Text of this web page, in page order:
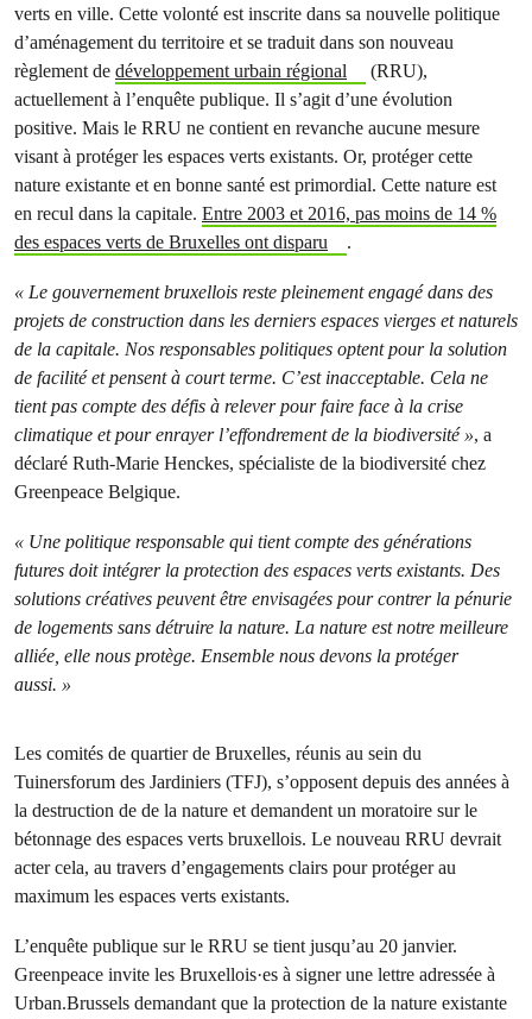
verts en ville. Cette volonté est inscrite dans sa nouvelle politique
d’aménagement du territoire et se traduit dans son nouveau
règlement de développement urbain régional
(RRU),
actuellement à l’enquête publique. Il s’agit d’une évolution
positive. Mais le RRU ne contient en revanche aucune mesure
visant à protéger les espaces verts existants. Or, protéger cette
nature existante et en bonne santé est primordial. Cette nature est
en recul dans la capitale. Entre 2003 et 2016, pas moins de 14 %
des espaces verts de Bruxelles ont disparu
.
« Le gouvernement bruxellois reste pleinement engagé dans des
projets de construction dans les derniers espaces vierges et naturels
de la capitale. Nos responsables politiques optent pour la solution
de facilité et pensent à court terme. C’est inacceptable. Cela ne
tient pas compte des défis à relever pour faire face à la crise
climatique et pour enrayer l’effondrement de la biodiversité », a
déclaré Ruth-Marie Henckes, spécialiste de la biodiversité chez
Greenpeace Belgique.
« Une politique responsable qui tient compte des générations
futures doit intégrer la protection des espaces verts existants. Des
solutions créatives peuvent être envisagées pour contrer la pénurie
de logements sans détruire la nature. La nature est notre meilleure
alliée, elle nous protège. Ensemble nous devons la protéger
aussi. »
Les comités de quartier de Bruxelles, réunis au sein du
Tuinersforum des Jardiniers (TFJ), s’opposent depuis des années à
la destruction de de la nature et demandent un moratoire sur le
bétonnage des espaces verts bruxellois. Le nouveau RRU devrait
acter cela, au travers d’engagements clairs pour protéger au
maximum les espaces verts existants.
L’enquête publique sur le RRU se tient jusqu’au 20 janvier.
Greenpeace invite les Bruxellois·es à signer une lettre adressée à
Urban.Brussels demandant que la protection de la nature existante